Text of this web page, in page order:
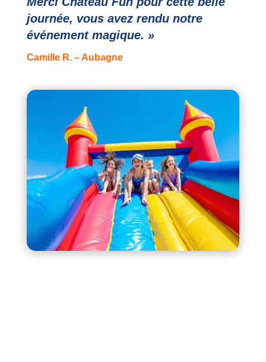
journée, vous avez rendu notre
événement magique. »
Camille R. – Aubagne